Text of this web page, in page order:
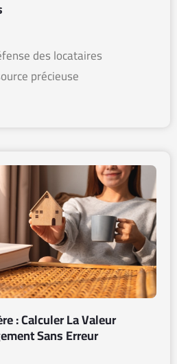
des locataires
précieuse
: Calculer La Valeur
Sans Erreur